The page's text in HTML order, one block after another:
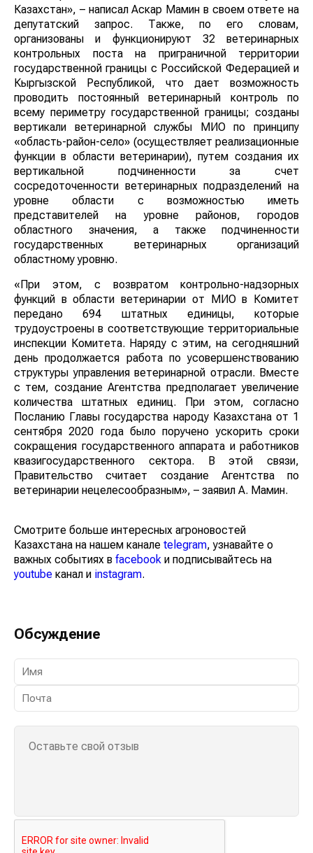
Казахстан», – написал Аскар Мамин в своем ответе на
депутатский запрос. Также, по его словам,
организованы и функционируют 32 ветеринарных
контрольных поста на приграничной территории
государственной границы с Российской Федерацией и
Кыргызской Республикой, что дает возможность
проводить постоянный ветеринарный контроль по
всему периметру государственной границы; созданы
вертикали ветеринарной службы МИО по принципу
«область-район-село» (осуществляет реализационные
функции в области ветеринарии), путем создания их
вертикальной подчиненности за счет
сосредоточенности ветеринарных подразделений на
уровне области с возможностью иметь
представителей на уровне районов, городов
областного значения, а также подчиненности
государственных ветеринарных организаций
областному уровню.
«При этом, с возвратом контрольно-надзорных
функций в области ветеринарии от МИО в Комитет
передано 694 штатных единицы, которые
трудоустроены в соответствующие территориальные
инспекции Комитета. Наряду с этим, на сегодняшний
день продолжается работа по усовершенствованию
структуры управления ветеринарной отрасли. Вместе
с тем, создание Агентства предполагает увеличение
количества штатных единиц. При этом, согласно
Посланию Главы государства народу Казахстана от 1
сентября 2020 года было поручено ускорить сроки
сокращения государственного аппарата и работников
квазигосударственного сектора. В этой связи,
Правительство считает создание Агентства по
ветеринарии нецелесообразным», – заявил А. Мамин.
Смотрите больше интересных агроновостей
Казахстана на нашем канале telegram, узнавайте о
важных событиях в facebook и подписывайтесь на
youtube канал и instagram.
Обсуждение